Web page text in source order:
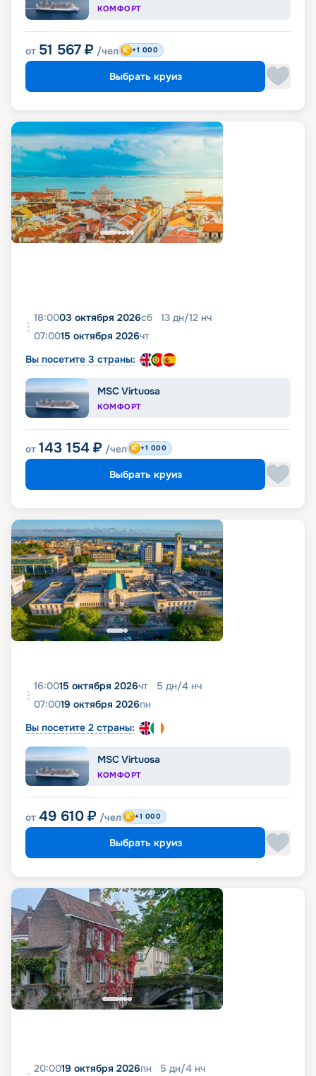
КОМФОРТ
от 51 567 ₽ /чел +1 000
Выбрать круиз
18:0003 октября 2026сб 13 дн/12 нч
07:0015 октября 2026чт
Вы посетите 3 страны:
MSC Virtuosa
КОМФОРТ
от 143 154 ₽ /чел +1 000
Выбрать круиз
16:0015 октября 2026чт 5 дн/4 нч
07:0019 октября 2026пн
Вы посетите 2 страны:
MSC Virtuosa
КОМФОРТ
от 49 610 ₽ /чел +1 000
Выбрать круиз
20:0019 октября 2026пн 5 дн/4 нч